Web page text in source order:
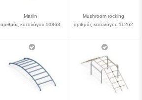
Marlin
αριθμός καταλόγου 10863
Mushroom rocking
αριθμός καταλόγου 11262